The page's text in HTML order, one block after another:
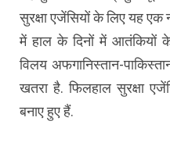
सुरक्षा एजेंसियों के लिए यह एक
में हाल के दिनों में आतंकियों
विलय अफगानिस्तान-
खतरा है. फिलहाल सुरक्षा
बनाए हुए हैं.